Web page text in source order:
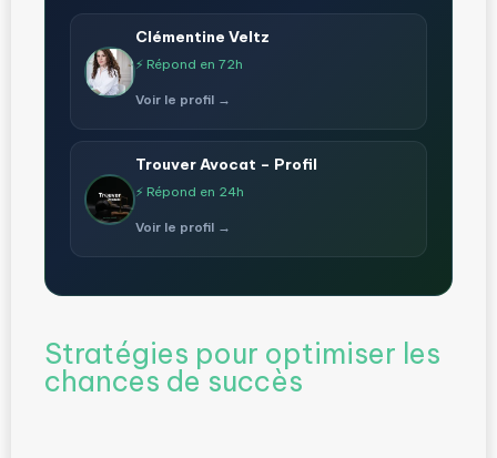
Clémentine Veltz
⚡ Répond en 72h
Voir le profil →
Trouver Avocat – Profil
⚡ Répond en 24h
Voir le profil →
Stratégies pour optimiser les
chances de succès